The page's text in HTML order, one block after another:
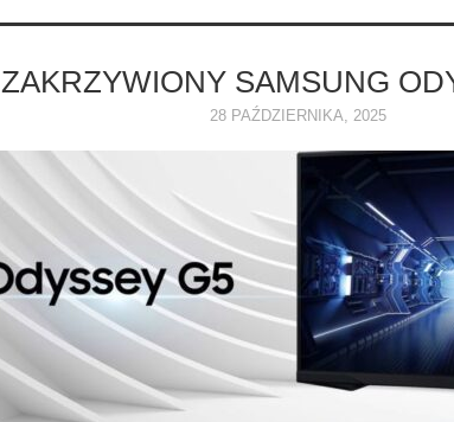
ZAKRZYWIONY SAMSUNG
28 PAŹDZIERNIKA, 2025